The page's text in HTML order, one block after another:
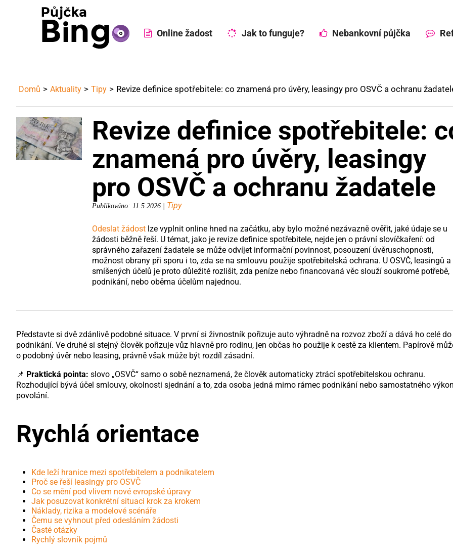
Online žadost Jak to funguje? Nebankovní půjčka
Domů Aktuality Tipy Revize definice spotřebitele: co znamená pro úvěry, leasingy pro OSVČ a ochranu
Revize definice spotřebitele:
znamená pro úvěry, leasingy
pro OSVČ a ochranu žadatele
Publikováno: 11.5.2026 | Tipy
Odeslat žádost lze vyplnit online hned na začátku, aby bylo možné nezávazně ověřit, jaké údaje se u
žádosti běžně řeší. U témat, jako je revize definice spotřebitele, nejde jen o právní slovíčkaření: od
správného zařazení žadatele se může odvíjet informační povinnost, posouzení úvěruschopnosti,
možnost obrany při sporu i to, zda se na smlouvu použije spotřebitelská ochrana. U OSVČ, leasingů a
smíšených účelů je proto důležité rozlišit, zda peníze nebo financovaná věc slouží soukromé potřebě,
podnikání, nebo oběma účelům najednou.
Představte si dvě zdánlivě podobné situace. V první si živnostník pořizuje auto výhradně na rozvoz zboží a dává ho celé do
podnikání. Ve druhé si stejný člověk pořizuje vůz hlavně pro rodinu, jen občas ho použije k cestě za klientem. Papírově
o podobný úvěr nebo leasing, právně však může být rozdíl zásadní.
📌 Praktická pointa: slovo „OSVČ“ samo o sobě neznamená, že člověk automaticky ztrácí spotřebitelskou ochranu.
Rozhodující bývá účel smlouvy, okolnosti sjednání a to, zda osoba jedná mimo rámec podnikání nebo samostatného
povolání.
Rychlá orientace
Kde leží hranice mezi spotřebitelem a podnikatelem
Proč se řeší leasingy pro OSVČ
Co se mění pod vlivem nové evropské úpravy
Jak posuzovat konkrétní situaci krok za krokem
Náklady, rizika a modelové scénáře
Čemu se vyhnout před odesláním žádosti
Časté otázky
Rychlý slovník pojmů